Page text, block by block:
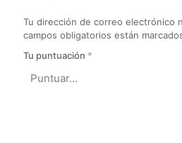
Tu dirección de correo electrónico
campos obligatorios están
Tu puntuación *